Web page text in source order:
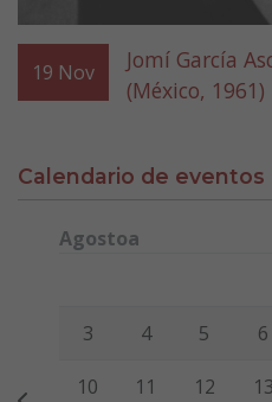
19 Nov
Jomí García
(México, 1961)
Calendario de eventos
Agostoa
3 4 5 6
10 11 12 13